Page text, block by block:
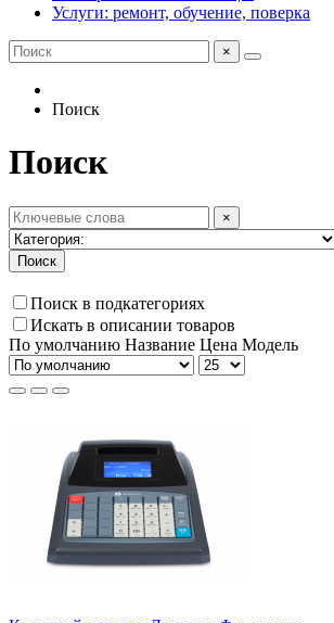
Услуги: ремонт, обучение, поверка
×
Поиск
Поиск
×
Поиск
Поиск в подкатегориях
Искать в описании товаров
По умолчанию Название Цена Модель